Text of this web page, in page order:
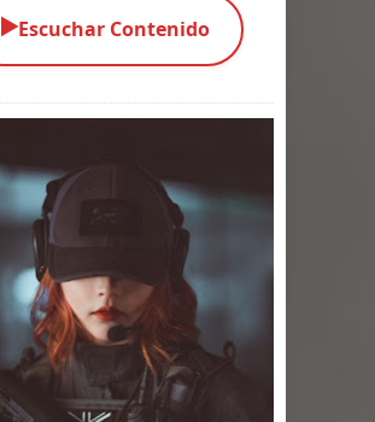
Parte 01: Escondido a Plena Luz
Parte 02: El Enemigo de mi Enemigo
Parte 06: Coletazos
Parte 05: Los Horrores del Infierno
Parte 04: Oídos Sordos
▶️Escuchar Contenido